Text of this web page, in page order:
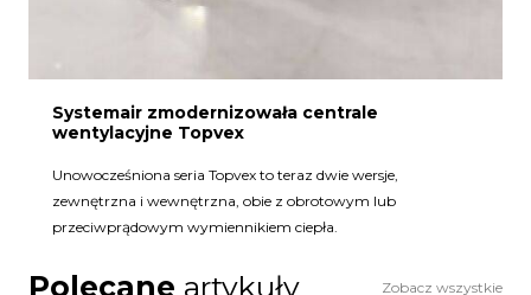
Systemair zmodernizowała centrale
wentylacyjne Topvex
Unowocześniona seria Topvex to teraz dwie wersje,
zewnętrzna i wewnętrzna, obie z obrotowym lub
przeciwprądowym wymiennikiem ciepła.
Polecane artykuły Zobacz wszystkie